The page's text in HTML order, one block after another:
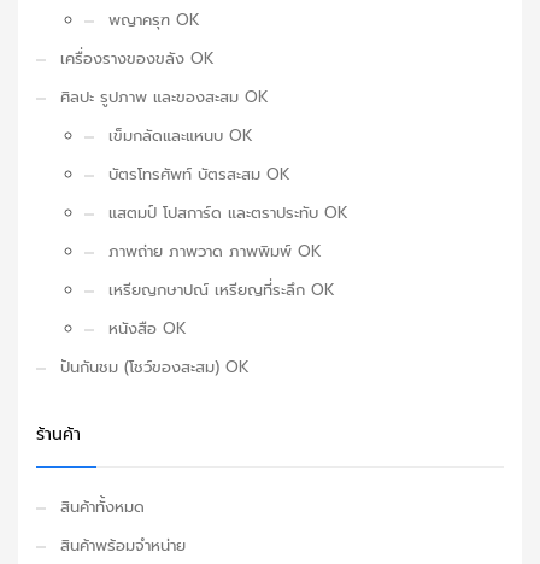
พญาครุฑ OK
เครื่องรางของขลัง OK
ศิลปะ รูปภาพ และของสะสม OK
เข็มกลัดและแหนบ OK
บัตรโทรศัพท์ บัตรสะสม OK
แสตมป์ โปสการ์ด และตราประทับ OK
ภาพถ่าย ภาพวาด ภาพพิมพ์ OK
เหรียญกษาปณ์ เหรียญที่ระลึก OK
หนังสือ OK
ปันกันชม (โชว์ของสะสม) OK
ร้านค้า
สินค้าทั้งหมด
สินค้าพร้อมจำหน่าย